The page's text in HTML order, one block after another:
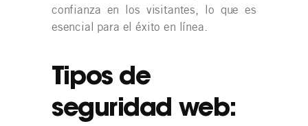
confianza en los visitantes, lo que es
esencial para el éxito en línea.
Tipos de
seguridad web: